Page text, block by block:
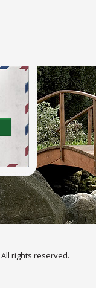
All rights reserved.